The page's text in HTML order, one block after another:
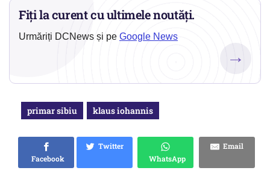
Fiți la curent cu ultimele noutăți.
Urmăriți DCNews și pe Google News
→
primar sibiu klaus iohannis
Facebook
Twitter
WhatsApp
Email